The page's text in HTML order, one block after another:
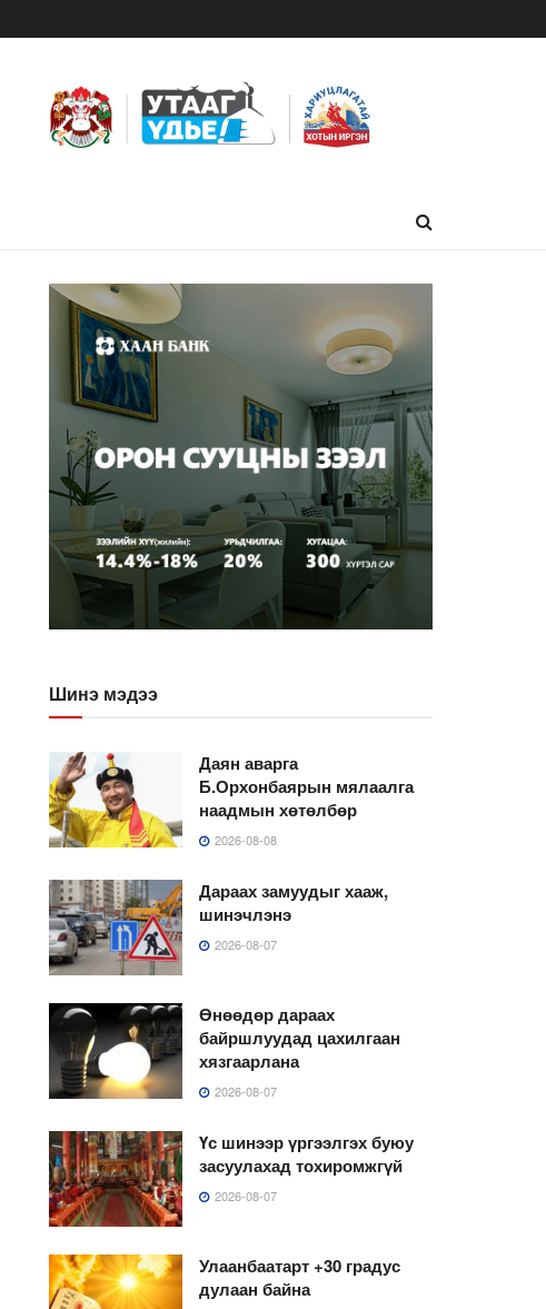
Шинэ мэдээ
Даян аварга
Б.Орхонбаярын мялаалга
наадмын хөтөлбөр
2026-08-08
Дараах замуудыг хааж,
шинэчлэнэ
2026-08-07
Өнөөдөр дараах
байршлуудад цахилгаан
хязгаарлана
2026-08-07
Үс шинээр үргээлгэх буюу
засуулахад тохиромжгүй
2026-08-07
Улаанбаатарт +30 градус
дулаан байна